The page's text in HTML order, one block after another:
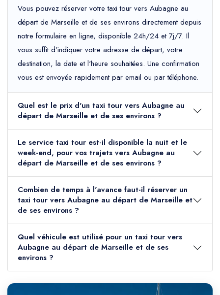
Vous pouvez réserver votre taxi tour vers Aubagne au
départ de Marseille et de ses environs directement depuis
notre formulaire en ligne, disponible 24h/24 et 7j/7. Il
vous suffit d'indiquer votre adresse de départ, votre
destination, la date et l'heure souhaitées. Une confirmation
vous est envoyée rapidement par email ou par téléphone.
Quel est le prix d'un taxi tour vers Aubagne au
départ de Marseille et de ses environs ?
Le service taxi tour est-il disponible la nuit et le
week-end, pour vos trajets vers Aubagne au
départ de Marseille et de ses environs ?
Combien de temps à l'avance faut-il réserver un
taxi tour vers Aubagne au départ de Marseille et
de ses environs ?
Quel véhicule est utilisé pour un taxi tour vers
Aubagne au départ de Marseille et de ses
environs ?